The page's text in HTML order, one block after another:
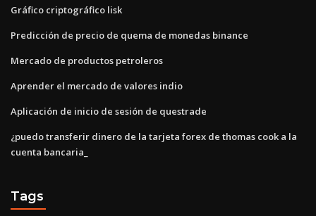
Gráfico criptográfico lisk
Predicción de precio de quema de monedas binance
Mercado de productos petroleros
Aprender el mercado de valores indio
Aplicación de inicio de sesión de questrade
¿puedo transferir dinero de la tarjeta forex de thomas cook a la
cuenta bancaria_
Tags